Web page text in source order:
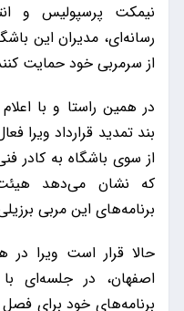
نیمکت پرسپولیس و
رسانه‌ای، مدیران این
از سرمربی خود حمایت
در همین راستا و با
بند تمدید قرارداد ویرا
از سوی باشگاه به کادر
که نشان می‌دهد
برنامه‌های این مربی
حالا قرار است ویرا
اصفهان، در جلسه‌ای
برنامه‌های خود برای فصل